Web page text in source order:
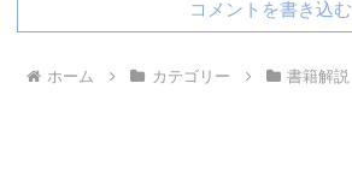
コメントを書き込む
ホーム カテゴリー 書籍解説